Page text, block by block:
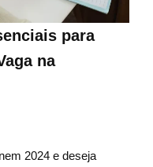
para
na
2024 e deseja